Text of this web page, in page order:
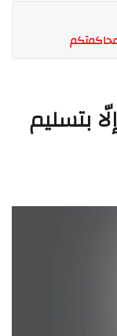
بتسليم